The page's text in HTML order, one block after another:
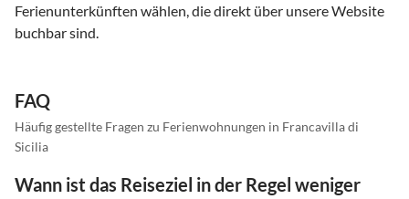
Ferienunterkünften wählen, die direkt über unsere Website
buchbar sind.
FAQ
Häufig gestellte Fragen zu Ferienwohnungen in Francavilla di
Sicilia
Wann ist das Reiseziel in der Regel weniger